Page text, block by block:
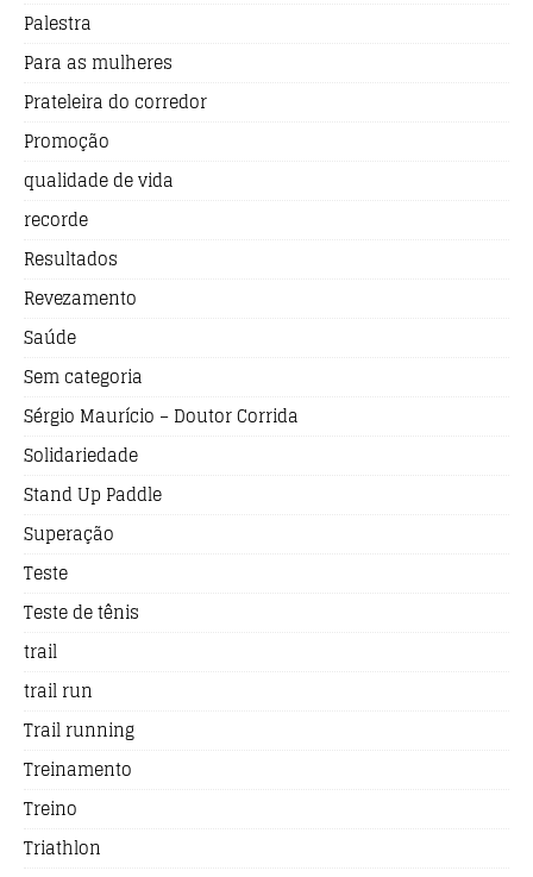
Palestra
Para as mulheres
Prateleira do corredor
Promoção
qualidade de vida
recorde
Resultados
Revezamento
Saúde
Sem categoria
Sérgio Maurício – Doutor Corrida
Solidariedade
Stand Up Paddle
Superação
Teste
Teste de tênis
trail
trail run
Trail running
Treinamento
Treino
Triathlon